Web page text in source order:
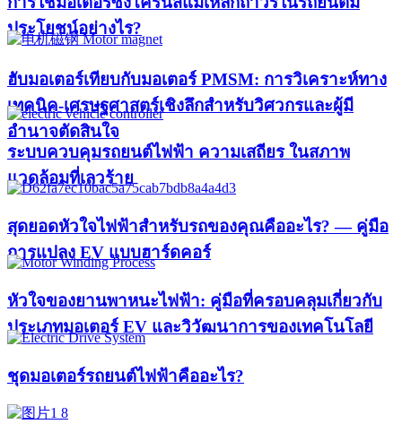
ประโยชน์อย่างไร?
ฮับมอเตอร์เทียบกับมอเตอร์ PMSM: การวิเคราะห์ทาง
เทคนิค-เศรษฐศาสตร์เชิงลึกสำหรับวิศวกรและผู้มี
อำนาจตัดสินใจ
ระบบควบคุมรถยนต์ไฟฟ้า ความเสถียร ในสภาพ
แวดล้อมที่เลวร้าย
สุดยอดหัวใจไฟฟ้าสำหรับรถของคุณคืออะไร? — คู่มือ
การแปลง EV แบบฮาร์ดคอร์
หัวใจของยานพาหนะไฟฟ้า: คู่มือที่ครอบคลุมเกี่ยวกับ
ประเภทมอเตอร์ EV และวิวัฒนาการของเทคโนโลยี
ชุดมอเตอร์รถยนต์ไฟฟ้าคืออะไร?